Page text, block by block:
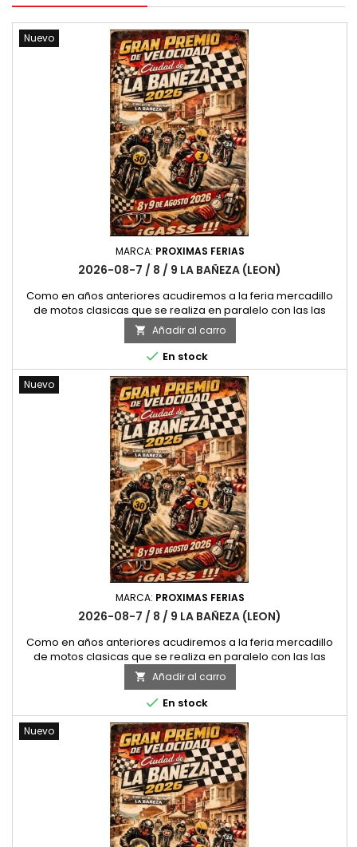
Nuevo
MARCA: PROXIMAS FERIAS
2026-08-7 / 8 / 9 LA BAÑEZA (LEON)
Como en años anteriores acudiremos a la feria mercadillo
de motos clasicas que se realiza en paralelo con las las
carreras de clasicas de La Bañeza, al lado de Leon, una
simpatica feria que año tras año mejora en ambiente y
calidad. Este año la fecha de celebracion es el fin de semana
del 7, 8 y 9 de Agosto. Alli nos Vemos
 Añadir al carro
 En stock
Nuevo
MARCA: PROXIMAS FERIAS
2026-08-7 / 8 / 9 LA BAÑEZA (LEON)
Como en años anteriores acudiremos a la feria mercadillo
de motos clasicas que se realiza en paralelo con las las
carreras de clasicas de La Bañeza, al lado de Leon, una
simpatica feria que año tras año mejora en ambiente y
calidad. Este año la fecha de celebracion es el fin de semana
del 7, 8 y 9 de Agosto. Alli nos Vemos
 Añadir al carro
 En stock
Nuevo